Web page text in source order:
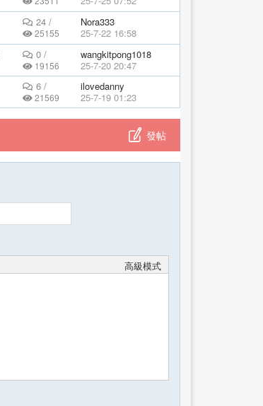
24 /
25155
Nora333
25-7-22 16:58
0 /
19156
wangkitpong1018
25-7-20 20:47
6 /
21569
ilovedanny
25-7-19 01:23
發帖
高級模式